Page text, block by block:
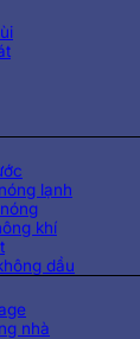
lạnh
khí
dầu
nhà